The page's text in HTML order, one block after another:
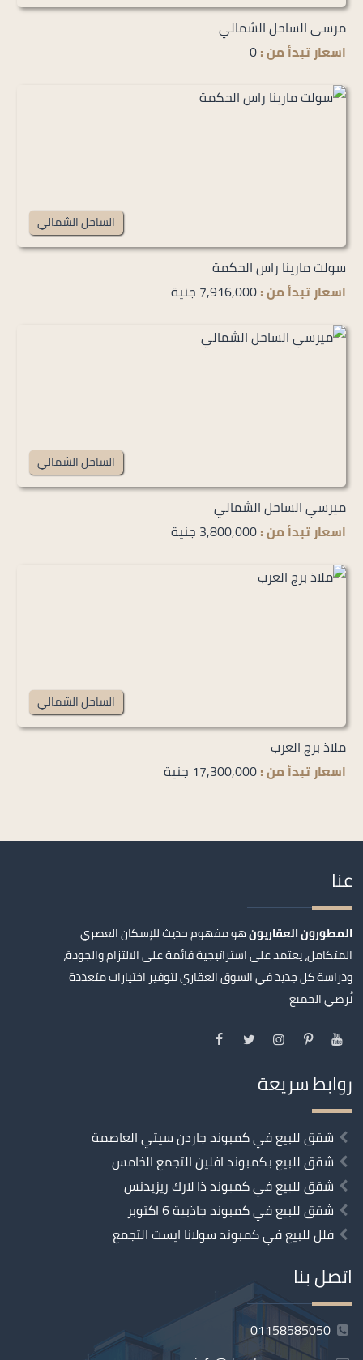
مرسى الساحل الشمالي
اسعار تبدأ من :0
الساحل الشمالي
سولت مارينا راس الحكمة
اسعار تبدأ من :7,916,000 جنية
الساحل الشمالي
ميرسي الساحل الشمالي
اسعار تبدأ من :3,800,000 جنية
الساحل الشمالي
ملاذ برج العرب
اسعار تبدأ من :17,300,000 جنية
عنا
المطورون العقاريونهو مفهوم حديث للإسكان العصري
المتكامل، يعتمد على استراتيجية قائمة على الالتزام والجودة،
ودراسة كل جديد في السوق العقاري لتوفير اختيارات متعددة
تُرضي الجميع
روابط سريعة
شقق للبيع في كمبوند جاردن سيتي العاصمة
شقق للبيع بكمبوند افلين التجمع الخامس
شقق للبيع في كمبوند ذا لارك ريزيدنس
شقق للبيع في كمبوند جاذبية 6 اكتوبر
فلل للبيع في كمبوند سولانا ايست التجمع
اتصل بنا